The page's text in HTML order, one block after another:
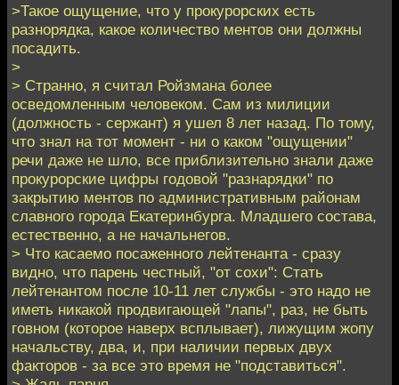
>Такое ощущение, что у прокурорских есть
разнорядка, какое количество ментов они должны
посадить.
>
> Странно, я считал Ройзмана более
осведомленным человеком. Сам из милиции
(должность - сержант) я ушел 8 лет назад. По тому,
что знал на тот момент - ни о каком "ощущении"
речи даже не шло, все приблизительно знали даже
прокурорские цифры годовой "разнарядки" по
закрытию ментов по административным районам
славного города Екатеринбурга. Младшего состава,
естественно, а не начальнегов.
> Что касаемо посаженного лейтенанта - сразу
видно, что парень честный, "от сохи": Стать
лейтенантом после 10-11 лет службы - это надо не
иметь никакой продвигающей "лапы", раз, не быть
говном (которое наверх всплывает), лижущим жопу
начальству, два, и, при наличии первых двух
факторов - за все это время не "подставиться".